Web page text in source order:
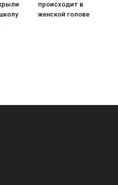
происходит в
женской голове